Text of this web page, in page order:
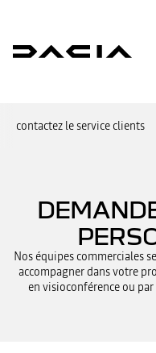
contactez le service clients
Nos équipes commerciales
accompagner dans votre
en visioconférence ou